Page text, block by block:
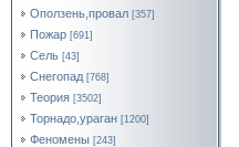
Оползень,провал [357]
Пожар [691]
Сель [43]
Снегопад [768]
Теория [3502]
Торнадо,ураган [1200]
Феномены [243]